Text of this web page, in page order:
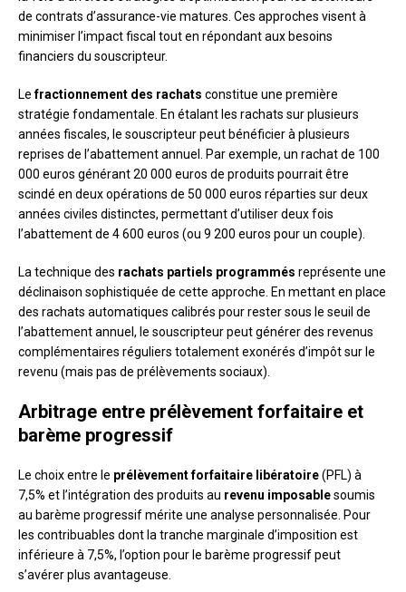
de contrats d’assurance-vie matures. Ces approches visent à
minimiser l’impact fiscal tout en répondant aux besoins
financiers du souscripteur.
Lefractionnement des rachats constitue une première
stratégie fondamentale. En étalant les rachats sur plusieurs
années fiscales, le souscripteur peut bénéficier à plusieurs
reprises de l’abattement annuel. Par exemple, un rachat de 100
000 euros générant 20 000 euros de produits pourrait être
scindé en deux opérations de 50 000 euros réparties sur deux
années civiles distinctes, permettant d’utiliser deux fois
l’abattement de 4 600 euros (ou 9 200 euros pour un couple).
La technique des rachats partiels programmés représente une
déclinaison sophistiquée de cette approche. En mettant en place
des rachats automatiques calibrés pour rester sous le seuil de
l’abattement annuel, le souscripteur peut générer des revenus
complémentaires réguliers totalement exonérés d’impôt sur le
revenu (mais pas de prélèvements sociaux).
Arbitrage entre prélèvement forfaitaire et
barème progressif
Le choix entre le prélèvement forfaitaire libératoire(PFL) à
7,5% et l’intégration des produits au revenu imposablesoumis
au barème progressif mérite une analyse personnalisée. Pour
les contribuables dont la tranche marginale d’imposition est
inférieure à 7,5%, l’option pour le barème progressif peut
s’avérer plus avantageuse.